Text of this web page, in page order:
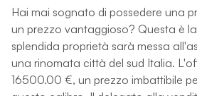
Hai mai sognato di possedere una
un prezzo vantaggioso? Questa è
splendida proprietà sarà messa
una rinomata città del sud Italia.
16500.00 €, un prezzo imbattibile